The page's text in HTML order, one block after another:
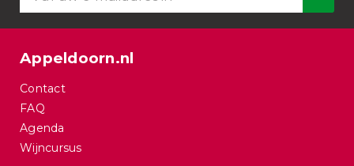
Appeldoorn.nl
Contact
FAQ
Agenda
Wijncursus